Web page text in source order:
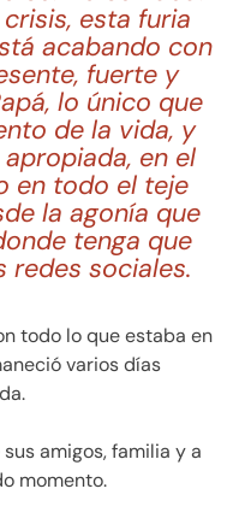
esta furia
acabando con
fuerte y
lo único que
de la vida, y
en el
en todo el teje
la agonía que
tenga que
redes sociales.
todo lo que estaba en
varios días
amigos, familia y a
momento.